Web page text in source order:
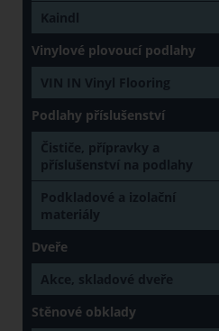
Kaindl
Vinylové plovoucí podlahy
VIN IN Vinyl Flooring
Podlahy příslušenství
Čističe, přípravky a
příslušenství na podlahy
Podkladové a izolační
materiály
Dveře
Akce, skladové dveře
Stěnové obklady